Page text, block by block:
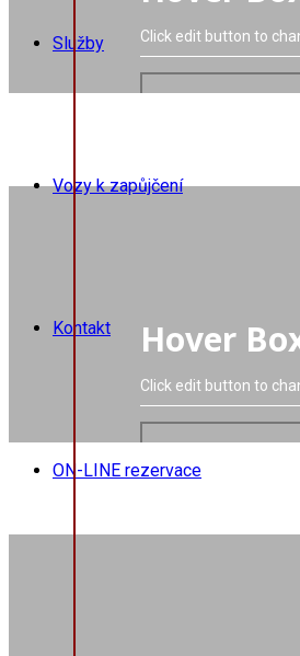
Služby
Vozy k zapůjčení
Kontakt
ON-LINE rezervace
Click edit button to
Hover
Click edit button to